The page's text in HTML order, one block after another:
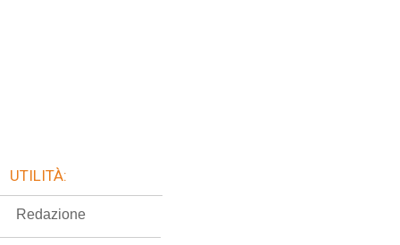
UTILITÀ:
Redazione